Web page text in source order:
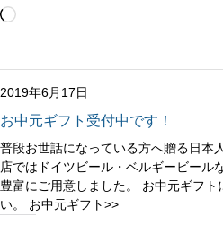
読
み
中…
2019年6月17日
お中元ギフト受付中です！
普段お世話になっている方へ贈る日本
店ではドイツビール・ベルギービール
豊富にご用意しました。 お中元ギフト
い。 お中元ギフト>>